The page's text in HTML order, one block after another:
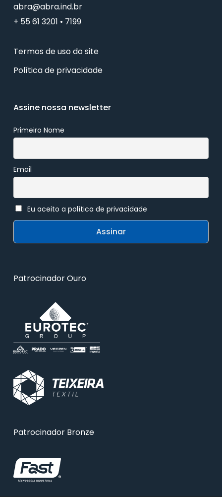
abra@abra.ind.br
+ 55 61 3201 • 7199
Termos de uso do site
Política de privacidade
Assine nossa newsletter
Primeiro Nome
Email
Eu aceito a política de privacidade
Patrocinador Ouro
Patrocinador Bronze